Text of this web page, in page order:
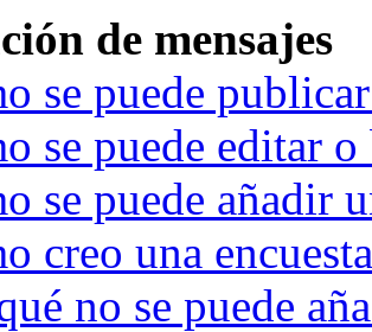
de mensajes
se puede
se puede editar
se puede añadir
creo una
no se puede